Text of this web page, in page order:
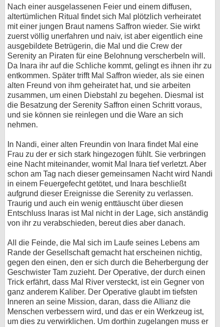
Nach einer ausgelassenen Feier und einem diffusen,
altertümlichen Ritual findet sich Mal plötzlich verheiratet
mit einer jungen Braut namens Saffron wieder. Sie wirkt
zuerst völlig unerfahren und naiv, ist aber eigentlich eine
ausgebildete Betrügerin, die Mal und die Crew der
Serenity an Piraten für eine Belohnung verscherbeln will.
Da Inara ihr auf die Schliche kommt, gelingt es ihnen ihr zu
entkommen. Später trifft Mal Saffron wieder, als sie einen
alten Freund von ihm geheiratet hat, und sie arbeiten
zusammen, um einen Diebstahl zu begehen. Diesmal ist
die Besatzung der Serenity Saffron einen Schritt voraus,
und sie können sie reinlegen und die Ware an sich
nehmen.
In Nandi, einer alten Freundin von Inara findet Mal eine
Frau zu der er sich stark hingezogen fühlt. Sie verbringen
eine Nacht miteinander, womit Mal Inara tief verletzt. Aber
schon am Tag nach dieser gemeinsamen Nacht wird Nandi
in einem Feuergefecht getötet, und Inara beschließt
aufgrund dieser Ereignisse die Serenity zu verlassen.
Traurig und auch ein wenig enttäuscht über diesen
Entschluss Inaras ist Mal nicht in der Lage, sich anständig
von ihr zu verabschieden, bereut dies aber danach.
All die Feinde, die Mal sich im Laufe seines Lebens am
Rande der Gesellschaft gemacht hat erscheinen nichtig,
gegen den einen, den er sich durch die Beherbergung der
Geschwister Tam zuzieht. Der Operative, der durch einen
Trick erfährt, dass Mal River versteckt, ist ein Gegner von
ganz anderem Kaliber. Der Operative glaubt im tiefsten
Inneren an seine Mission, daran, dass die Allianz die
Menschen verbessern wird, und das er ein Werkzeug ist,
um dies zu verwirklichen. Um dorthin zugelangen muss er